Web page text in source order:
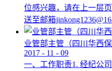
位感兴趣，请在上一层
送至邮箱
业管部主管（四川华西
2017 - 11 - 09
一、工作职责1. 经纪公